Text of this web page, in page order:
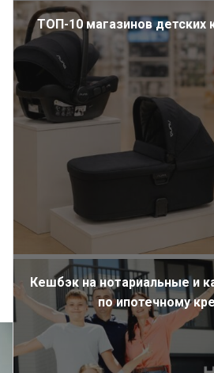
ТОП-10 магазинов детских
Кешбэк на нотариальные и
по ипотечному